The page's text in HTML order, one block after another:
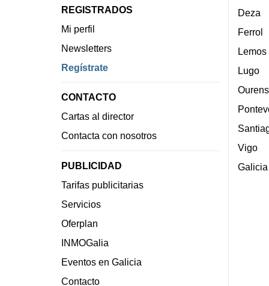
REGISTRADOS
Mi perfil
Newsletters
Regístrate
CONTACTO
Cartas al director
Contacta con nosotros
PUBLICIDAD
Tarifas publicitarias
Servicios
Oferplan
INMOGalia
Eventos en Galicia
Contacto
Deza
Ferrol
Lemos
Lugo
Vigo